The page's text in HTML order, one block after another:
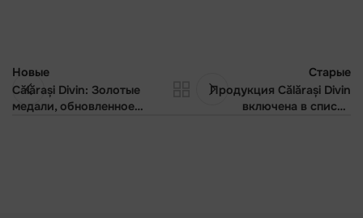
Новые
Călărași Divin: Золотые
медали, обновленное
Старые
Продукция Călărași Divin
включена в список